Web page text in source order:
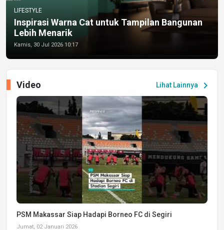
LIFESTYLE
Inspirasi Warna Cat untuk Tampilan Bangunan
Lebih Menarik
Kamis, 30 Jul 2026 10:17
Lihat Lainnya chevron_right
Video
PSM Makassar Siap Hadapi Borneo FC di Segiri
Jumat, 02 Januari 2026